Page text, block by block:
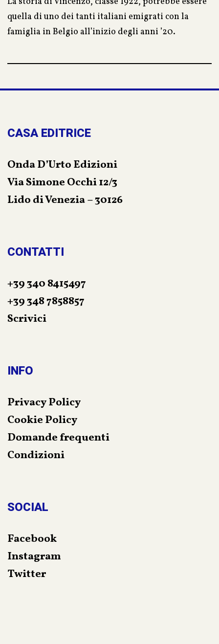
quella di uno dei tanti italiani emigrati con la
famiglia in Belgio all’inizio degli anni ’20.
precedono il secondo conflitto mondiale.
che coinvolge i paesi ai quali si era illuso di
ricordi di un Vincenzo già ultranovantenne dando
Un racconto di sorti alterne, di passioni, di
coraggio e di riscatto; la narrazione di una vita
vissuta intensamente, anche qualche ricordo da
CASA EDITRICE
Onda D’Urto Edizioni
Via Simone Occhi 12/3
Lido di Venezia – 30126
CONTATTI
+39 340 8415497
+39 348 7858857
Scrivici
INFO
Privacy Policy
Cookie Policy
Domande frequenti
Condizioni
SOCIAL
Facebook
Instagram
Twitter